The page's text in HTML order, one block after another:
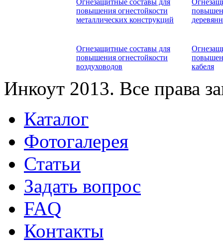
повышения огнестойкости
металлических конструкций
Огнезащитные составы для
повышения огнестойкости
воздуховодов
кабеля
Инкоут 2013. Все права
Каталог
Фотогалерея
Статьи
Задать вопрос
FAQ
Контакты